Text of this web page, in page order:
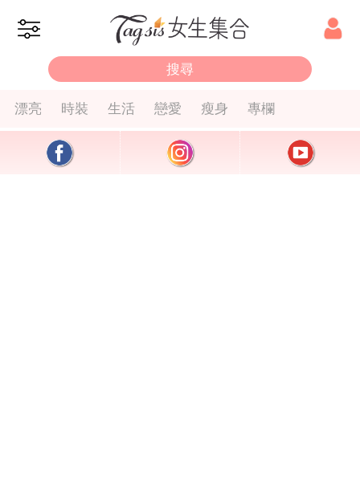
漂亮 時裝 生活 戀愛 瘦身 專欄